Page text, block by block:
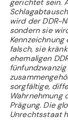
gerichtet sein.
wird der DDR-
sondern sie
falsch, sie
ehemaligen
sorgfältige,
Wahrnehmung
Prägung. Die
Unrechtsstaat